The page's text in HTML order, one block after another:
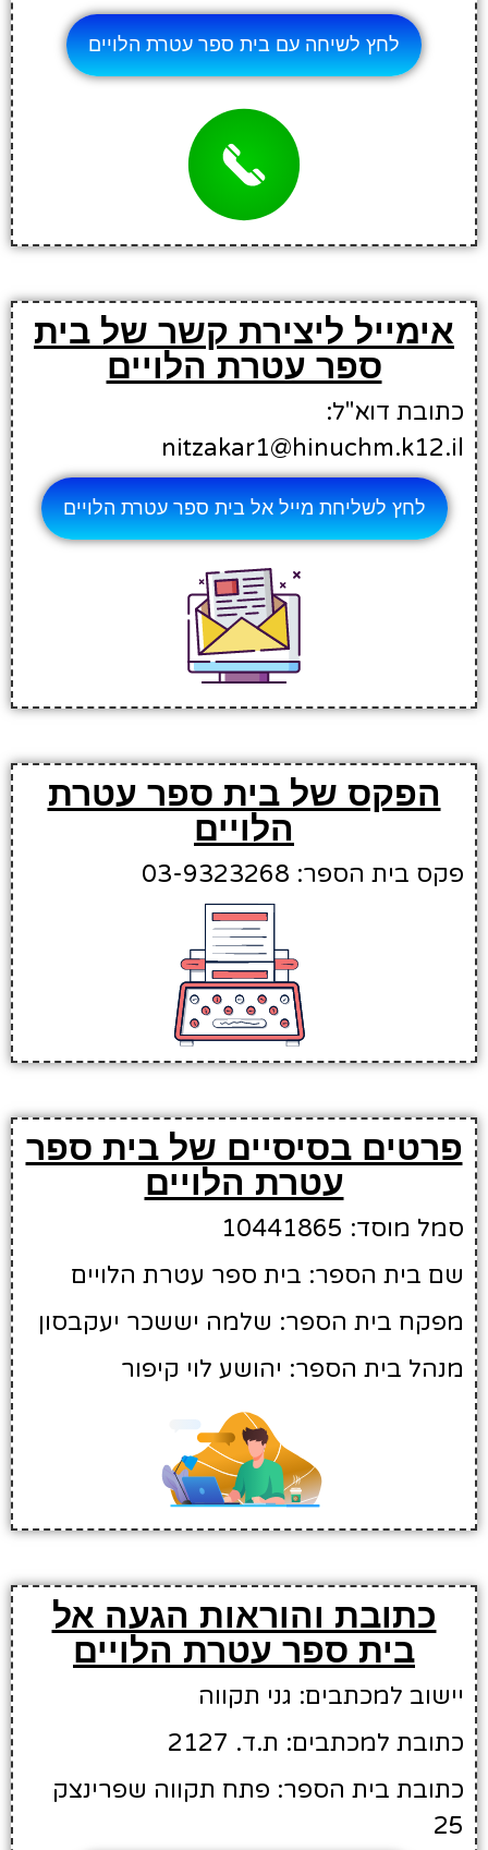
לחץ לשיחה עם בית ספר עטרת הלויים
אימייל ליצירת קשר של בית
ספר עטרת הלויים
כתובת דוא"ל:
nitzakar1@hinuchm.k12.il
לחץ לשליחת מייל אל בית ספר עטרת הלויים
הפקס של בית ספר עטרת
הלויים
פקס בית הספר: 03-9323268
פרטים בסיסיים של בית ספר
עטרת הלויים
סמל מוסד: 10441865
שם בית הספר: בית ספר עטרת הלויים
מפקח בית הספר: שלמה יששכר יעקבסון
מנהל בית הספר: יהושע לוי קיפור
כתובת והוראות הגעה אל
בית ספר עטרת הלויים
יישוב למכתבים: גני תקווה
כתובת למכתבים: ת.ד. 2127
כתובת בית הספר: פתח תקווה שפרינצק
25